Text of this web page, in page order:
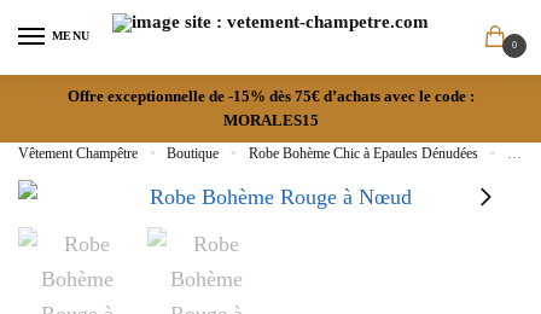
MENU
0
Offre exceptionnelle de -15% dès 75€ d’achats avec le code :
MORALES15
Vêtement Champêtre » Boutique » Robe Bohème Chic à Epaules Dénudées »